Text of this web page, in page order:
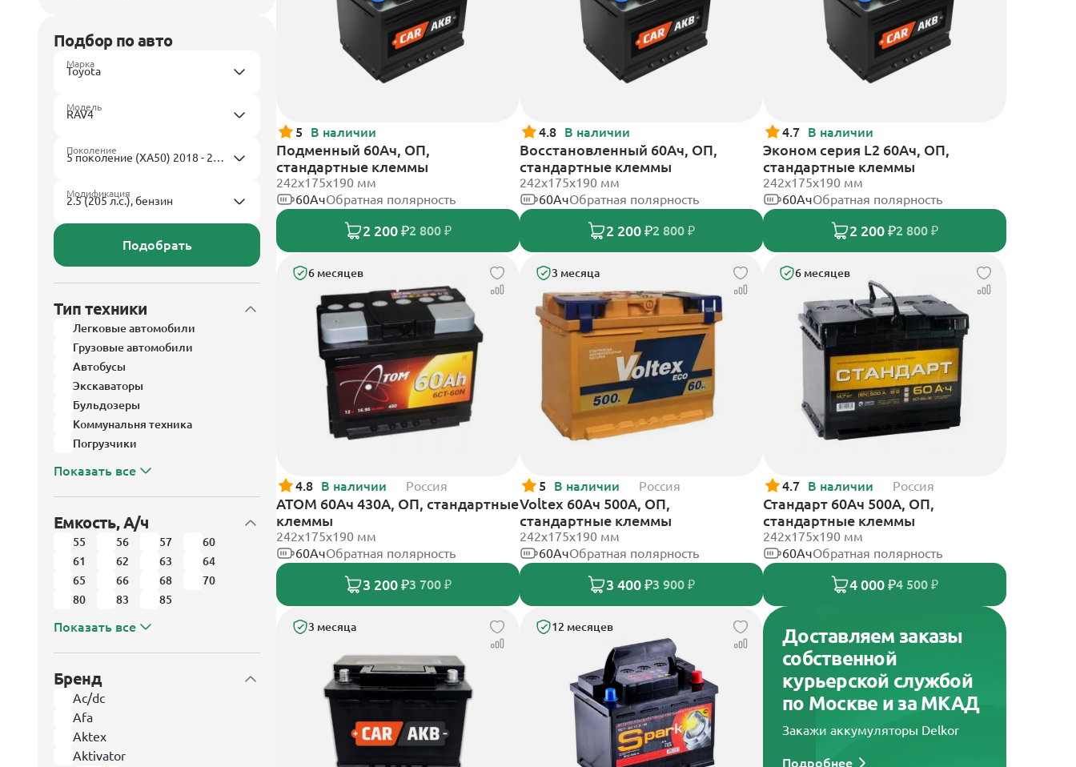
Подбор по авто
Марка
Модель
Поколение
Модификация
Подобрать
Тип техники
Легковые автомобили
Грузовые автомобили
Автобусы
Экскаваторы
Бульдозеры
Коммунальня техника
Погрузчики
Показать все
Емкость, А/ч
55 56 57
60
61
62 63
64
65
66 68
70
80
83 85
Показать все
Бренд
Ac/dc
Afa
Aktex
Aktivator
5 В наличии
Подменный 60Ач, ОП,
стандартные клеммы
242х175х190 мм
60АчОбратная полярность
2 200 ₽2 800 ₽
4.8 В наличии
Восстановленный 60Ач, ОП,
стандартные клеммы
242х175х190 мм
60АчОбратная полярность
2 200 ₽2 800 ₽
4.7 В наличии
Эконом серия L2 60Ач, ОП,
стандартные клеммы
242х175х190 мм
60АчОбратная полярность
2 200 ₽2 800 ₽
6 месяцев
4.8 В наличии Россия
АТОМ 60Ач 430А, ОП, стандартные
клеммы
242х175х190 мм
60АчОбратная полярность
3 200 ₽3 700 ₽
3 месяца
5 В наличии Россия
Voltex 60Ач 500А, ОП,
стандартные клеммы
242х175х190 мм
60АчОбратная полярность
3 400 ₽3 900 ₽
6 месяцев
4.7 В наличии Россия
Стандарт 60Ач 500А, ОП,
стандартные клеммы
242x175x190 мм
60АчОбратная полярность
4 000 ₽4 500 ₽
3 месяца 12 месяцев
Доставляем заказы
собственной
курьерской службой
по Москве и за МКАД
Закажи аккумуляторы Delkor
Подробнее